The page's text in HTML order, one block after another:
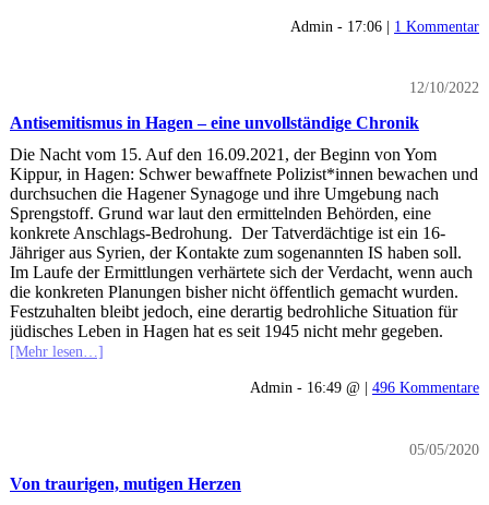
Admin - 17:06 | 1 Kommentar
12/10/2022
Antisemitismus in Hagen – eine unvollständige Chronik
Die Nacht vom 15. Auf den 16.09.2021, der Beginn von Yom
Kippur, in Hagen: Schwer bewaffnete Polizist*innen bewachen und
durchsuchen die Hagener Synagoge und ihre Umgebung nach
Sprengstoff. Grund war laut den ermittelnden Behörden, eine
konkrete Anschlags-Bedrohung. Der Tatverdächtige ist ein 16-
Jähriger aus Syrien, der Kontakte zum sogenannten IS haben soll.
Im Laufe der Ermittlungen verhärtete sich der Verdacht, wenn auch
die konkreten Planungen bisher nicht öffentlich gemacht wurden.
Festzuhalten bleibt jedoch, eine derartig bedrohliche Situation für
jüdisches Leben in Hagen hat es seit 1945 nicht mehr gegeben.
[Mehr lesen…]
Admin - 16:49 @ |496 Kommentare
05/05/2020
Von traurigen, mutigen Herzen